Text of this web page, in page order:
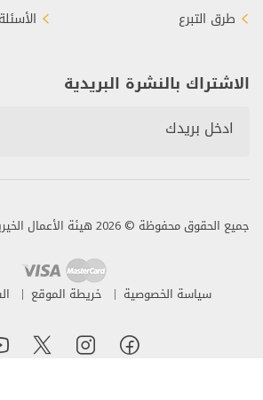
طرق التبرع
الاشتراك بالنشرة البريدية
جميع الحقوق محفوظة © 2026 هيئة الأعمال الخيرية العالمية
سياسة الخصوصية خريطة الموقع